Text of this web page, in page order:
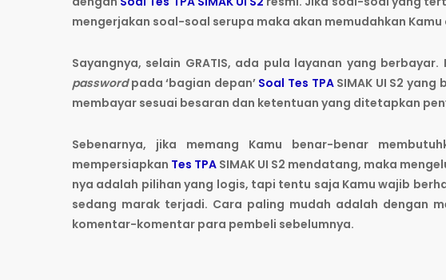
mengerjakan soal-soal serupa maka akan memudahkan
Sayangnya, selain GRATIS, ada pula layanan yang
passwordpada ‘bagian depan’ Soal Tes TPASIMAK UI S2 yang
membayar sesuai besaran dan ketentuan yang ditetapkan
Sebenarnya, jika memang Kamu benar-benar
mempersiapkan Tes TPA SIMAK UI S2 mendatang, maka
nya adalah pilihan yang logis, tapi tentu saja Kamu wajib
sedang marak terjadi. Cara paling mudah adalah dengan
komentar-komentar para pembeli sebelumnya.